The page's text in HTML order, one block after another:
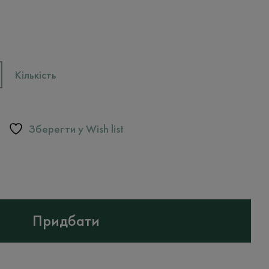
Кількість
Зберегти у Wish list
Придбати